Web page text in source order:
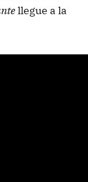
llegue a la